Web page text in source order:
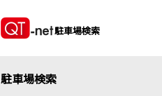
駐車場検索
駐車場検索